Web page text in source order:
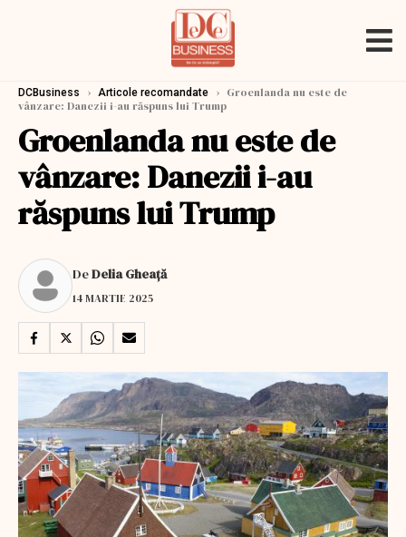
DCBusiness › Articole recomandate › Groenlanda nu este de
vânzare: Danezii i-au răspuns lui Trump
Groenlanda nu este de
vânzare: Danezii i-au
răspuns lui Trump
DeDelia Gheață
14 MARTIE 2025